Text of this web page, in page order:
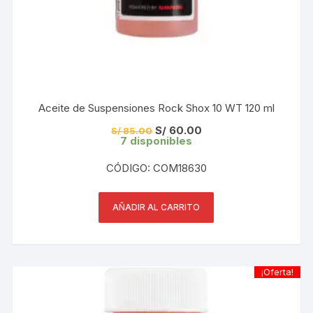
Aceite de Suspensiones Rock Shox 10 WT 120 ml
S/85.00 El
precio
S/ 85.00.
S/60.00El
S/ 60.00.
7 disponibles
CÓDIGO: COM18630
AÑADIR AL CARRITO
¡Oferta!